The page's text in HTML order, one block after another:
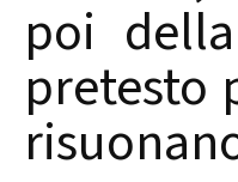
poi
pretesto